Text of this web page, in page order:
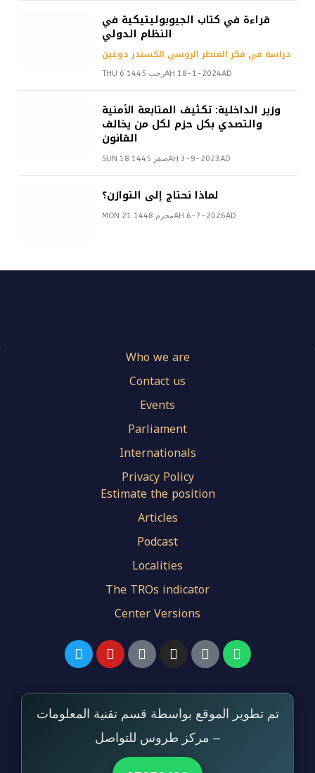
قراءة في كتاب الجيوبوليتيكية في
النظام الدولي
دراسة في فكر المنظر الروسي الكسندر دوغين
THU 6 رجب 1445AH 18-1-2024AD
وزير الداخلية: تكثيف المتابعة الأمنية
والتصدي بكل حزم لكل من يخالف
القانون
SUN 18 صفر 1445AH 3-9-2023AD
لماذا نحتاج إلى التوازن؟
MON 21 محرم 1448AH 6-7-2026AD
Who we are
Contact us
Events
Parliament
Internationals
Privacy Policy
Estimate the position
Articles
Podcast
Localities
The TROs indicator
Center Versions
تم تطوير الموقع بواسطة قسم تقنية المعلومات
– مركز طروس للتواصل